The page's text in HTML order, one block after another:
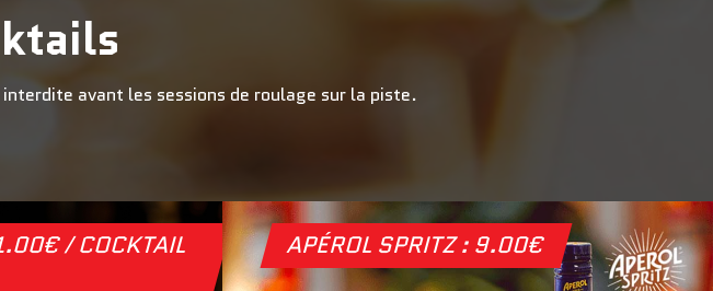
avant les sessions de roulage sur la piste.
/ COCKTAIL
APÉROL SPRITZ : 9.00€